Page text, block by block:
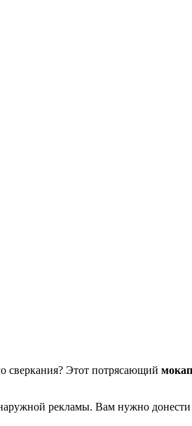
сверкания? Этот потрясающий мокап
рекламы. Вам нужно